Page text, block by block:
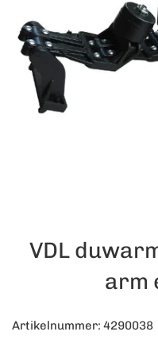
VDL
arm
Artikelnummer: 4290038